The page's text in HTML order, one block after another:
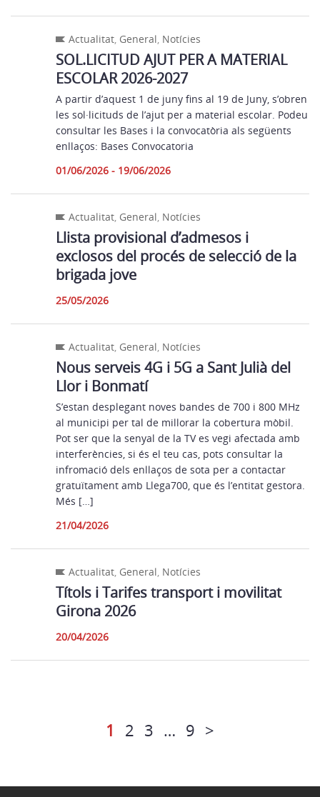
Actualitat, General, Notícies
SOL.LICITUD AJUT PER A MATERIAL
ESCOLAR 2026-2027
A partir d’aquest 1 de juny fins al 19 de Juny, s’obren
les sol·licituds de l’ajut per a material escolar. Podeu
consultar les Bases i la convocatòria als següents
enllaços: Bases Convocatoria
01/06/2026 - 19/06/2026
Actualitat, General, Notícies
Llista provisional d’admesos i
exclosos del procés de selecció de la
brigada jove
25/05/2026
Actualitat, General, Notícies
Nous serveis 4G i 5G a Sant Julià del
Llor i Bonmatí
S’estan desplegant noves bandes de 700 i 800 MHz
al municipi per tal de millorar la cobertura mòbil.
Pot ser que la senyal de la TV es vegi afectada amb
interferències, si és el teu cas, pots consultar la
infromació dels enllaços de sota per a contactar
gratuïtament amb Llega700, que és l’entitat gestora.
Més […]
21/04/2026
Actualitat, General, Notícies
Títols i Tarifes transport i movilitat
Girona 2026
20/04/2026
1 2 3 … 9 >